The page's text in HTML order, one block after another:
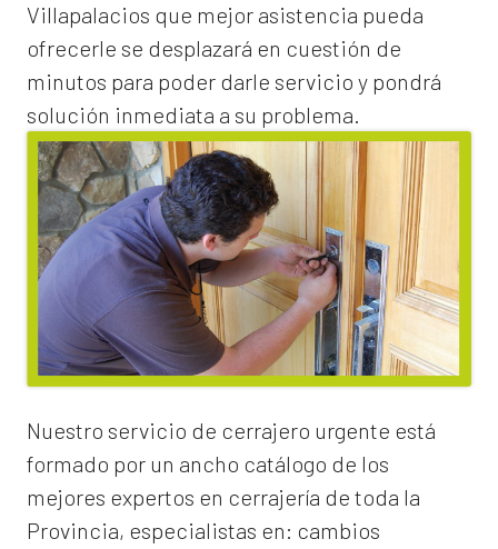
Villapalacios que mejor asistencia pueda
ofrecerle se desplazará en cuestión de
minutos para poder darle servicio y pondrá
solución inmediata a su problema.
Nuestro servicio de cerrajero urgente está
formado por un ancho catálogo de los
mejores expertos en cerrajería de toda la
Provincia, especialistas en: cambios